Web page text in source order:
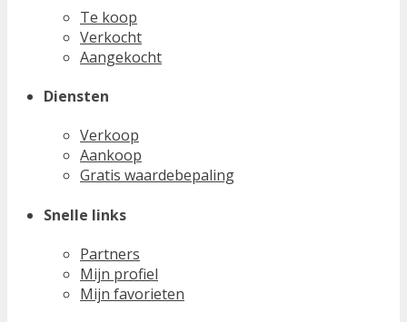
Te koop
Verkocht
Aangekocht
Diensten
Verkoop
Aankoop
Gratis waardebepaling
Snelle links
Partners
Mijn profiel
Mijn favorieten